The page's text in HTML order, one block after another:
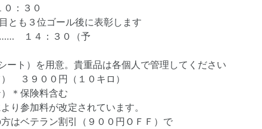
０：３０
３位ゴール後に表彰します
４：３０（予
ート）を用意。貴重品は各個人で管理してください
３９００円（１０キロ）
保険料含む
加料が改定されています。
テラン割引（９００円ＯＦＦ）で